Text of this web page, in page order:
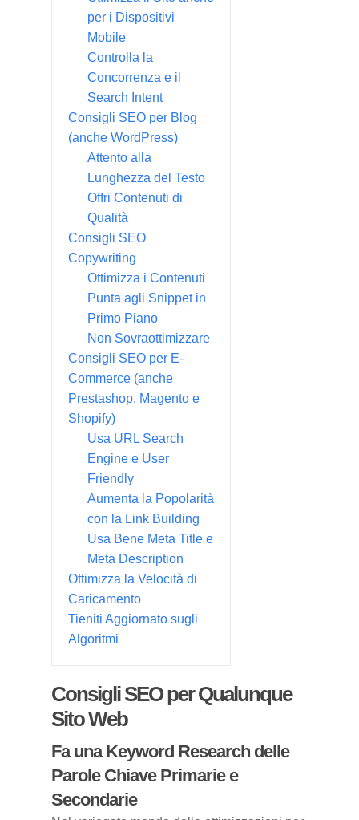
per i Dispositivi
Mobile
Controlla la
Concorrenza e il
Search Intent
Consigli SEO per Blog
(anche WordPress)
Attento alla
Lunghezza del Testo
Offri Contenuti di
Qualità
Consigli SEO
Copywriting
Ottimizza i Contenuti
Punta agli Snippet in
Primo Piano
Non Sovraottimizzare
Consigli SEO per E-
Commerce (anche
Prestashop, Magento e
Shopify)
Usa URL Search
Engine e User
Friendly
Aumenta la Popolarità
con la Link Building
Usa Bene Meta Title e
Meta Description
Ottimizza la Velocità di
Caricamento
Tieniti Aggiornato sugli
Algoritmi
Consigli SEO per Qualunque
Sito Web
Fa una Keyword Research delle
Parole Chiave Primarie e
Secondarie